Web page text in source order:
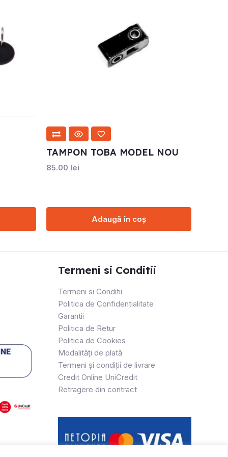
TAMPON TOBA MODEL NOU
85.00 lei
Adaugă în coș
Termeni si Conditii
Termeni si Conditii
Politica de Confidentialitate
Garantii
Politica de Retur
Politica de Cookies
Modalități de plată
Termeni și condiții de livrare
Credit Online UniCredit
Retragere din contract